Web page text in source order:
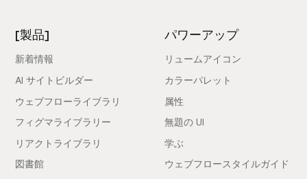
[製品]
新着情報
AI サイトビルダー
ウェブフローライブラリ
フィグマライブラリー
リアクトライブラリ
図書館
パワーアップ
リュームアイコン
カラーパレット
属性
無題の UI
学ぶ
ウェブフロースタイルガイド